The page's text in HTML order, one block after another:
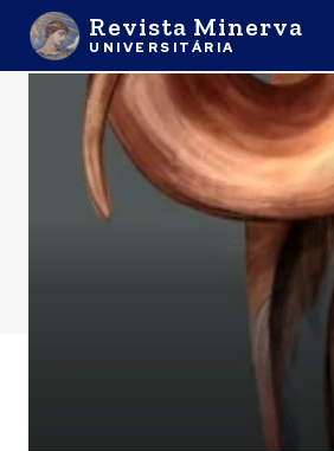
Revista Minerva
UNIVERSITÁRIA